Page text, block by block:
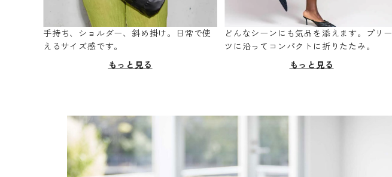
手持ち、ショルダー、斜め掛け。日常で使
えるサイズ感です。
もっと見る
どんなシーンにも気品を添えます。プリー
ツに沿ってコンパクトに折りたたみ。
もっと見る